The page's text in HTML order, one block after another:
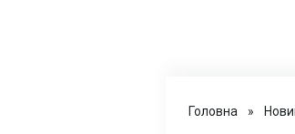
Головна »